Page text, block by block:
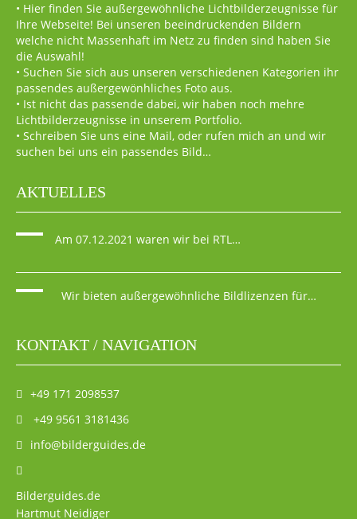
• Hier finden Sie außergewöhnliche Lichtbilderzeugnisse für
Ihre Webseite! Bei unseren beeindruckenden Bildern
welche nicht Massenhaft im Netz zu finden sind haben Sie
die Auswahl!
• Suchen Sie sich aus unseren verschiedenen Kategorien ihr
passendes außergewönhliches Foto aus.
• Ist nicht das passende dabei, wir haben noch mehre
Lichtbilderzeugnisse in unserem Portfolio.
• Schreiben Sie uns eine Mail, oder rufen mich an und wir
suchen bei uns ein passendes Bild…
AKTUELLES
Am 07.12.2021 waren wir bei RTL…
Wir bieten außergewöhnliche Bildlizenzen für…
KONTAKT / NAVIGATION
+49 171 2098537
+49 9561 3181436
info@bilderguides.de
Bilderguides.de
Hartmut Neidiger